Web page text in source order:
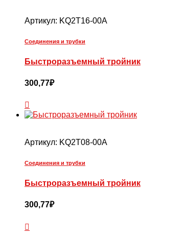
Артикул: KQ2T16-00A
Соединения и трубки
Быстроразъемный тройник
300,77₽
Артикул: KQ2T08-00A
Соединения и трубки
Быстроразъемный тройник
300,77₽